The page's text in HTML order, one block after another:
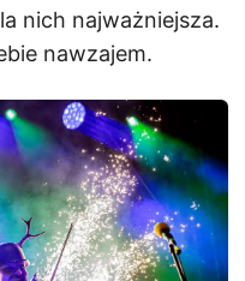
nich najważniejsza.
nawzajem.